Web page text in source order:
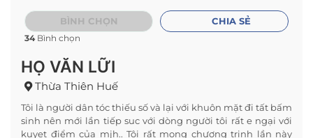
BÌNH CHỌN
34Bình chọn
CHIA SẺ
HỌ VĂN LỮI
Thừa Thiên Huế
Tôi là người dân tóc thiếu số và lại với khuôn mặt đi tất bấm
sinh nên mới lần tiếp suc với dòng người tôi rất e ngại với
kuyet điểm của mjh.. Tôi rất mong chương trinh lần này